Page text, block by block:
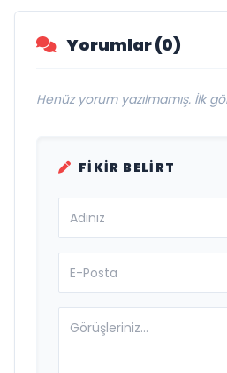
Yorumlar (0)
Henüz yorum yazılmamış. İlk
FIKIR BELIRT